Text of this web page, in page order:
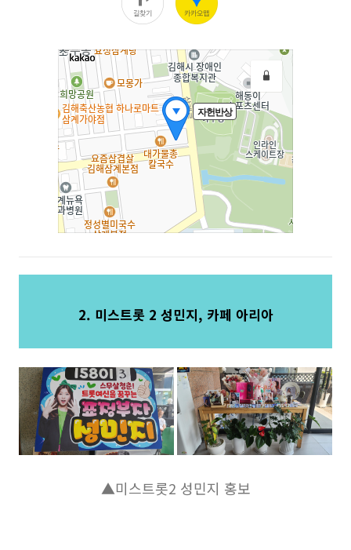
2. 미스트롯 2 성민지, 카페 아리아
▲미스트롯2 성민지 홍보